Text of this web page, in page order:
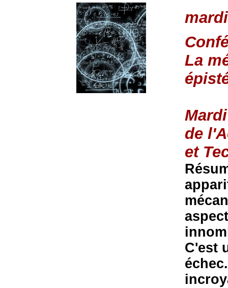
La
de
et
C'est